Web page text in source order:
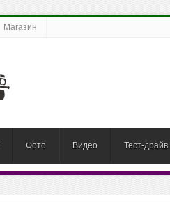
Магазин
Фото Видео Тест-драйв